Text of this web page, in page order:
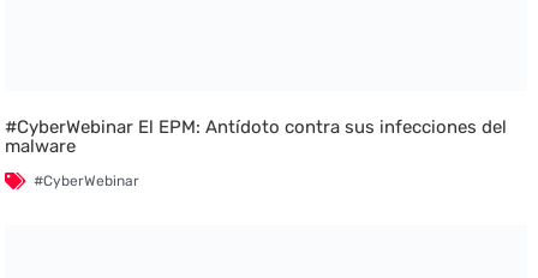
#CyberWebinar El EPM: Antídoto contra sus infecciones del
malware
#CyberWebinar